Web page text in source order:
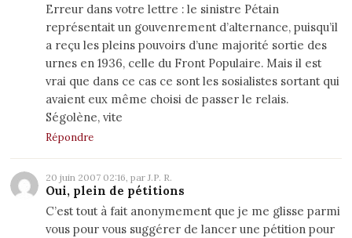
Erreur dans votre lettre : le sinistre Pétain
représentait un gouvenrement d’alternance, puisqu’il
a reçu les pleins pouvoirs d’une majorité sortie des
urnes en 1936, celle du Front Populaire. Mais il est
vrai que dans ce cas ce sont les sosialistes sortant qui
avaient eux même choisi de passer le relais.
Ségolène, vite
Répondre
20 juin 2007 02:16, par J.P. R.
Oui, plein de pétitions
C’est tout à fait anonymement que je me glisse parmi
vous pour vous suggérer de lancer une pétition pour